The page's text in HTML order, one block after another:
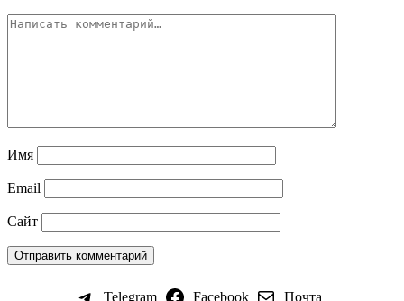
Имя
Email
Сайт
Telegram Facebook Почта